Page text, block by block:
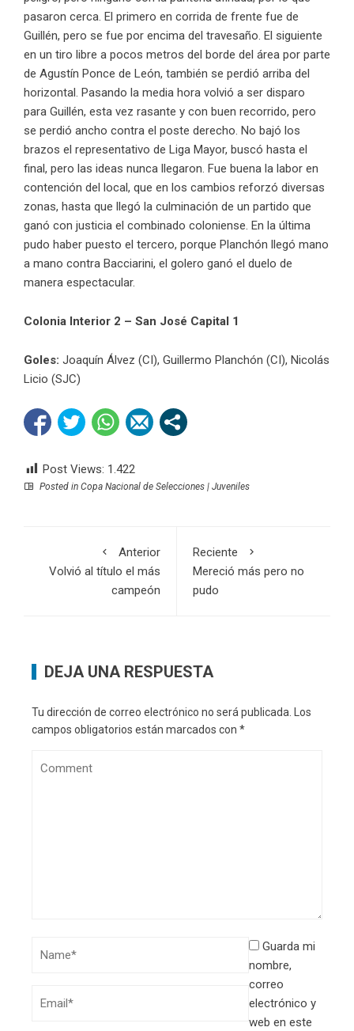
pasaron cerca. El primero en corrida de frente fue de
Guillén, pero se fue por encima del travesaño. El siguiente
en un tiro libre a pocos metros del borde del área por parte
de Agustín Ponce de León, también se perdió arriba del
horizontal. Pasando la media hora volvió a ser disparo
para Guillén, esta vez rasante y con buen recorrido, pero
se perdió ancho contra el poste derecho. No bajó los
brazos el representativo de Liga Mayor, buscó hasta el
final, pero las ideas nunca llegaron. Fue buena la labor en
contención del local, que en los cambios reforzó diversas
zonas, hasta que llegó la culminación de un partido que
ganó con justicia el combinado coloniense. En la última
pudo haber puesto el tercero, porque Planchón llegó mano
a mano contra Bacciarini, el golero ganó el duelo de
manera espectacular.
Colonia Interior 2 – San José Capital 1
Goles: Joaquín Álvez (CI), Guillermo Planchón (CI), Nicolás
Licio (SJC)
Post Views: 1.422
Posted in Copa Nacional de Selecciones | Juveniles
Anterior
Volvió al título el más
campeón
Reciente
Mereció más pero no
pudo
DEJA UNA RESPUESTA
Tu dirección de correo electrónico no será publicada.
Los
campos obligatorios están marcados con *
Guarda mi
nombre,
correo
electrónico y
web en este